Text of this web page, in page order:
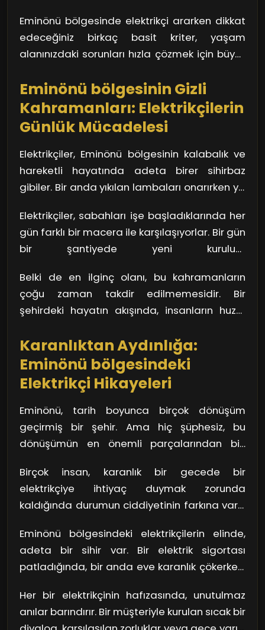
kolaylıkla atlatmanıza yardımcı olabilir. O
halde, her zaman ulaşılabilir bir hizmet sunan
birini tercih etmekte büyük fayda var.
Eminönü bölgesinde elektrikçi ararken dikkat
edeceğiniz birkaç basit kriter, yaşam
alanınızdaki sorunları hızla çözmek için büyük
için hayatı daha konforlu kılmanın anahtarı
olabilir!
Eminönü bölgesinin Gizli
Kahramanları: Elektrikçilerin
Günlük Mücadelesi
Elektrikçiler, Eminönü bölgesinin kalabalık ve
hareketli hayatında adeta birer sihirbaz
gibiler. Bir anda yıkılan lambaları onarırken ya
onları kalabalıkları düşünmeden hareket
etmeye teşvik eden birer kahraman haline
geliyorlar. Peki, bu işin zorluğu nedir? Yüksek
binaların çatılarında, dar sokakların
köşelerinde ve zaman zaman yarı karanlık
döngülerde çalışmak, gerçekten de cesaret
ve uzmanlık gerektiriyor.
Elektrikçiler, sabahları işe başladıklarında her
gün farklı bir macera ile karşılaşıyorlar. Bir gün
bir şantiyede yeni kurulum
apartmanda acil bir arıza ile mücadele
edebiliyorlar. Bu durum, onların sürekli işin
içindelerken, aynı zamanda Eminönü
olmalarını sağlıyor. Sormak gerekir ki, sürekli
değişen bu ortamda nasıl bu kadar başarılı
olabiliyorlar?
Belki de en ilginç olanı, bu kahramanların
çoğu zaman takdir edilmemesidir. Bir
şehirdeki hayatın akışında, insanların huzur
biri olmalarına rağmen, çoğu zaman adları
bile anılmıyor. Ancak onların etkisi, şehrin tüm
halkına sunulan konfor ve güvenliğin
arkasındaki temel faktörlerden biri. Yani,
elektrikçiler gerçekten de hayatımızın
görünmeyen kahramanları!
Karanlıktan Aydınlığa:
Eminönü bölgesindeki
Elektrikçi Hikayeleri
Eminönü, tarih boyunca birçok dönüşüm
geçirmiş bir şehir. Ama hiç şüphesiz, bu
dönüşümün en önemli parçalarından biri
bölgesinin karanlık köşelerinden birine adım
attığınızda, size yardım etmeye hazır olan
elektrikçilerin hikayeleri sizi bekliyor. Peki, bu
hikayeler tam olarak ne anlatıyor?
Birçok insan, karanlık bir gecede bir
elektrikçiye ihtiyaç duymak zorunda
kaldığında durumun ciddiyetinin farkına varır.
lambalarının arızalandığı bir Eminönü
bölgesinde, bir elektrikçi sadece bir meslek
sahibi değildir, aynı zamanda bir kurtarıcıdır.
O, sokakları aydınlatmakla kalmaz; insanların
ruhlarını da canlandırır. Kimi zaman en zorlu
elektrik arızalarını çözmek için kollarını sıvar,
Eminönü bölgesindeki elektrikçilerin elinde,
adeta bir sihir var. Bir elektrik sigortası
patladığında, bir anda eve karanlık çökerken,
verme yetenekleri, her şeyin normale
dönmesini sağlar. Onlar için bu, sıradan bir iş
Her bir elektrikçinin hafızasında, unutulmaz
anılar barındırır. Bir müşteriyle kurulan sıcak bir